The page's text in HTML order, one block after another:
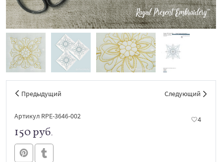
Предыдущий Следующий
Артикул RPE-3646-002 4
150 руб.